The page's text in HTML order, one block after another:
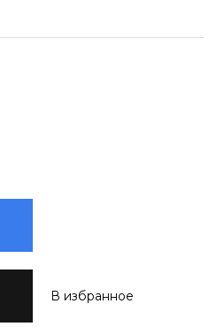
В избранное